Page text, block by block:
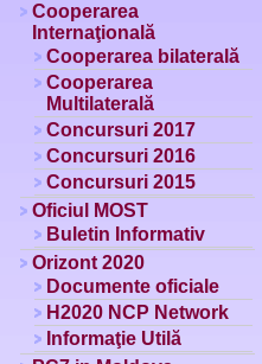
Cooperarea
Internaţională
Cooperarea bilaterală
Cooperarea
Multilaterală
Concursuri 2017
Concursuri 2016
Concursuri 2015
Oficiul MOST
Buletin Informativ
Orizont 2020
Documente oficiale
H2020 NCP Network
Informaţie Utilă